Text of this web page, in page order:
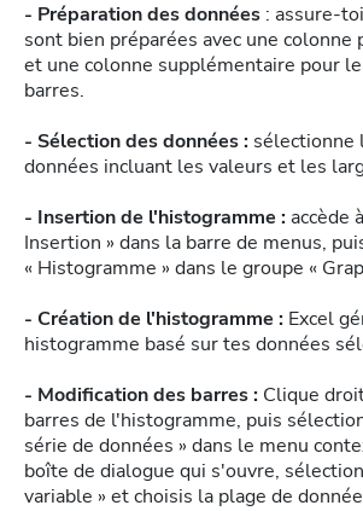
- Préparation des données : assure-
sont bien préparées avec une colonne
et une colonne supplémentaire pour
barres.
- Sélection des données : sélectionne
données incluant les valeurs et les
- Insertion de l'histogramme :accède
Insertion » dans la barre de menus,
« Histogramme » dans le groupe «
- Création de l'histogramme : Excel
histogramme basé sur tes données
- Modification des barres : Clique
barres de l'histogramme, puis
série de données » dans le menu
boîte de dialogue qui s'ouvre,
variable » et choisis la plage de